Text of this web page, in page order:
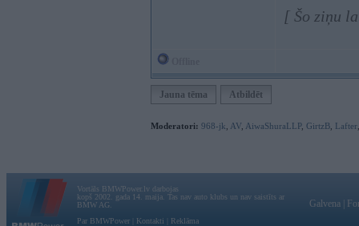
[ Šo ziņu
Jauna tēma Atbildēt
Moderatori: 968-jk AV AiwaShuraLLP, GirtzB Lafter
Vortāls BMWPower.lv darbojas
kopš 2002. gada 14. maija. Tas nav auto klubs un nav saistīts ar
BMW AG.
Par BMWPower
Kontakti Reklāma
Galvena